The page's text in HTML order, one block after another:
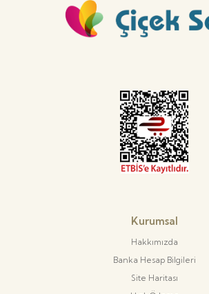
Kurumsal
Hakkımızda
Banka Hesap Bilgileri
Site Haritası